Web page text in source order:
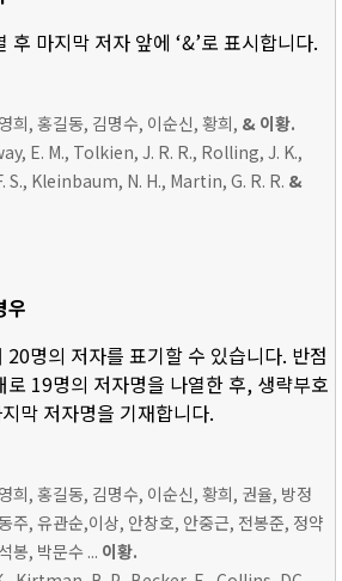
후 마지막 저자 앞에 ‘&’로 표시합니다.
희, 홍길동, 김명수, 이순신, 황희, & 이황.
E. M., Tolkien, J. R. R., Rolling, J. K.,
S., Kleinbaum, N. H., Martin, G. R. R. &
우
명의 저자를 표기할 수 있습니다. 반점
로 19명의 저자명을 나열한 후, 생략부호
막 저자명을 기재합니다.
희, 홍길동, 김명수, 이순신, 황희, 권율, 방정
주, 유관순,이상, 안창호, 안중근, 전봉준, 정약
봉, 박문수 ... 이황.